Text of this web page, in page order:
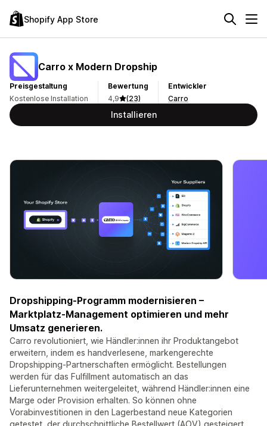
Shopify App Store
Carro x Modern Dropship
Preisgestaltung
Kostenlose Installation
Bewertung
4,9
(23)
Entwickler
Carro
Installieren
Dropshipping-Programm modernisieren –
Marktplatz-Management optimieren und mehr
Umsatz generieren.
Carro revolutioniert, wie Händler:innen ihr Produktangebot
erweitern, indem es handverlesene, markengerechte
Dropshipping-Partnerschaften ermöglicht. Bestellungen
werden für das Fulfillment automatisch an das
Lieferunternehmen weitergeleitet, während Händler:innen eine
Marge oder Provision erhalten. So können ohne
Vorabinvestitionen in den Lagerbestand neue Kategorien